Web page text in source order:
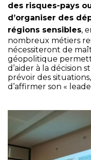
des risques-pays
d’organiser des
régions sensibles,
nombreux métiers
nécessiteront de
géopolitique
d’aider à la décision
prévoir des
d’affirmer son «